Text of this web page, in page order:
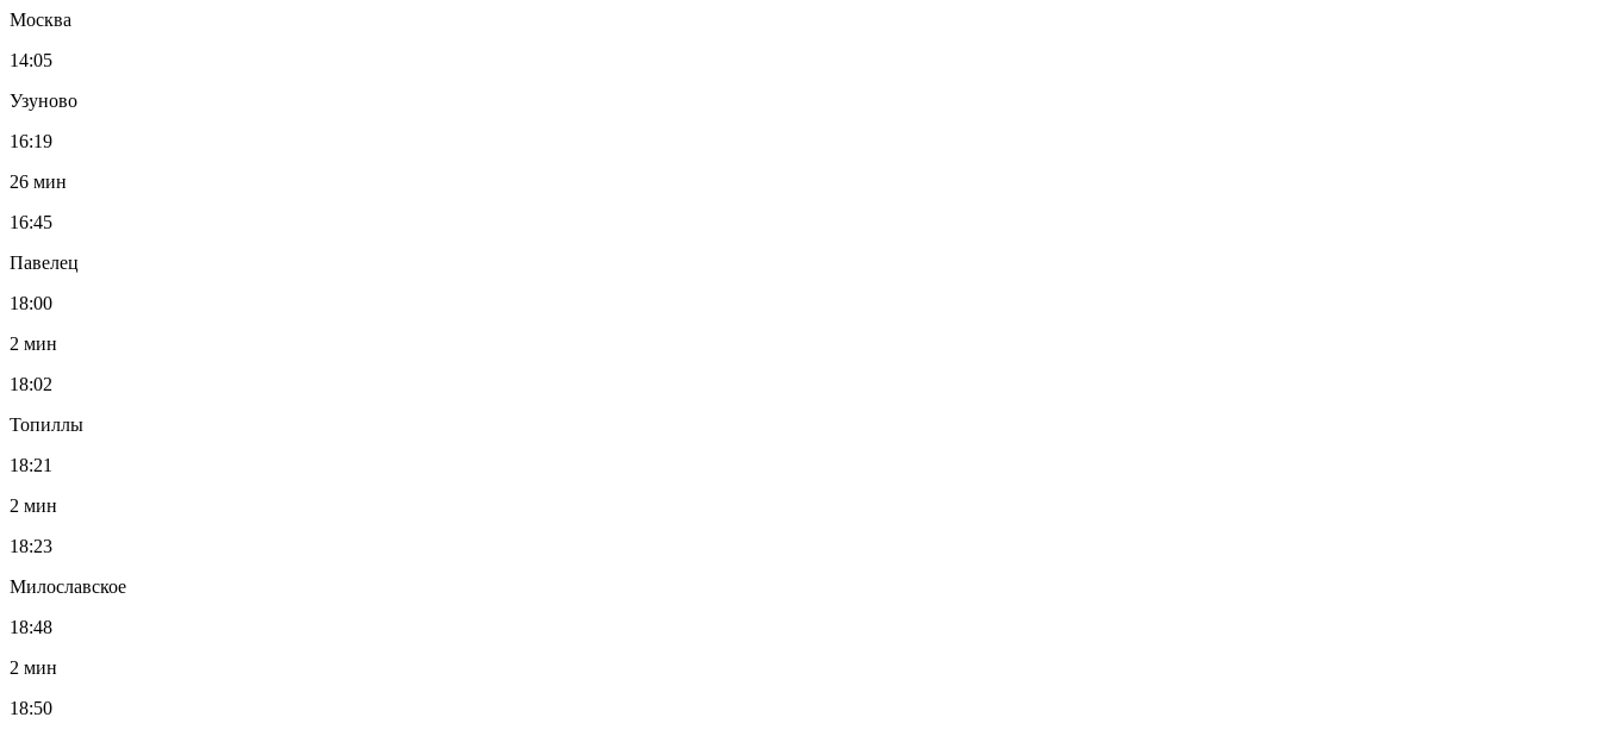
Москва
14:05
Узуново
16:19
26 мин
16:45
Павелец
18:00
2 мин
18:02
Топиллы
18:21
2 мин
18:23
Милославское
18:48
2 мин
18:50